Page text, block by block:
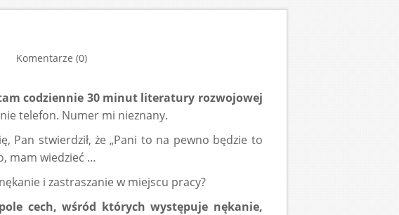
Komentarze (0)
codziennie 30 minut literatury rozwojowej
telefon. Numer mi nieznany.
Pan stwierdził, że „Pani to na pewno będzie to
mam wiedzieć …
i zastraszanie w miejscu pracy?
cech, wśród których występuje nękanie,